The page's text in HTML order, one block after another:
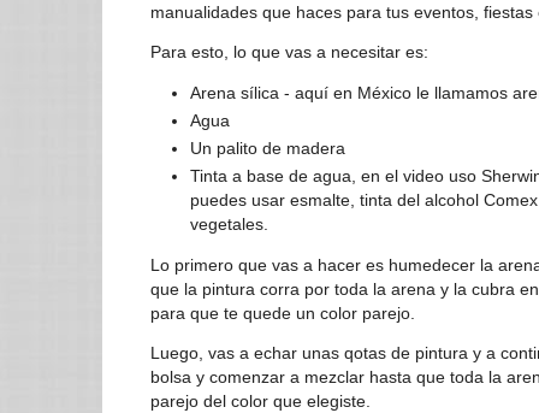
manualidades que haces para tus eventos,
Para esto, lo que vas a necesitar es:
Arena sílica - aquí en México le llamamos
Agua
Un palito de madera
Tinta a base de agua, en el video uso
puedes usar esmalte, tinta del alcohol
vegetales.
Lo primero que vas a hacer es humedecer la
que la pintura corra por toda la arena y la cubra
para que te quede un color parejo.
Luego, vas a echar unas qotas de pintura y a
bolsa y comenzar a mezclar hasta que toda la
parejo del color que elegiste.